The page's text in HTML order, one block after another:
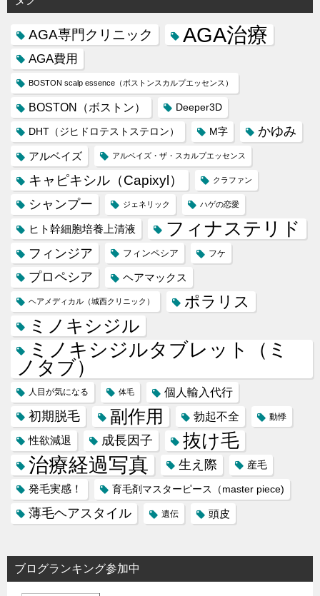
AGA専門クリニック AGA治療
AGA費用
BOSTON scalp essence（ボストンスカルプエッセンス）
BOSTON（ボストン） Deeper3D
DHT（ジヒドロテストステロン） M字 かゆみ
アルベイズ アルベイズ・ザ・スカルプエッセンス
キャピキシル（Capixyl） クラファン
シャンプー ジェネリック ハゲの恋愛
ヒト幹細胞培養上清液 フィナステリド
フィンジア フィンペシア フケ
プロペシア ヘアマックス
ヘアメディカル（城西クリニック） ポラリス
ミノキシジル
ミノキシジルタブレット（ミ
ノタブ）
人目が気になる 体毛 個人輸入代行
初期脱毛 副作用 勃起不全 動悸
性欲減退 成長因子 抜け毛
治療経過写真 生え際 産毛
発毛実感！ 育毛剤マスターピース（master piece)
薄毛ヘアスタイル 遺伝 頭皮
ブログランキング参加中